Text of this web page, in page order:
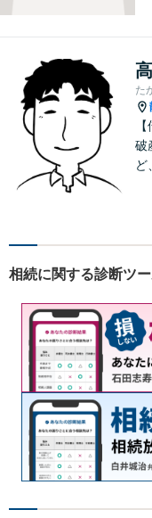
す
さ
た
破
ど
す
相続に関する診断ツ